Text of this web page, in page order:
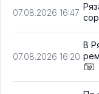
07.08.2026 16:47
07.08.2026 16:20
В